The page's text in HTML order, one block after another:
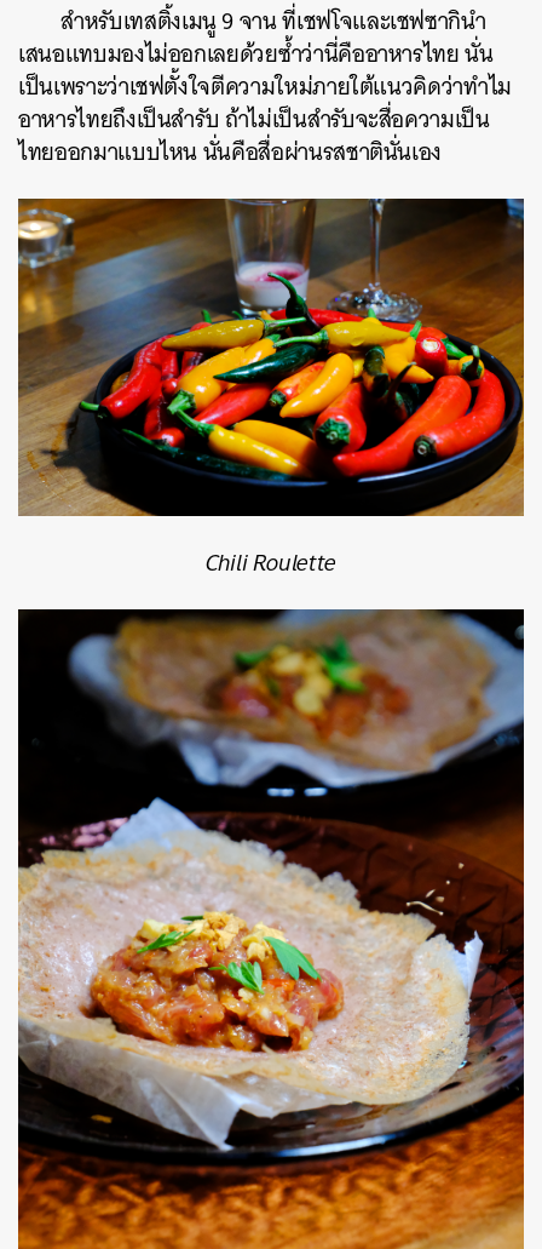
สำหรับเทสติ้งเมนู 9 จาน ที่เชฟโจและเชฟซากินำ
เสนอแทบมองไม่ออกเลยด้วยซ้ำว่านี่คืออาหารไทย นั่น
เป็นเพราะว่าเชฟตั้งใจตีความใหม่ภายใต้แนวคิดว่าทำไม
อาหารไทยถึงเป็นสำรับ ถ้าไม่เป็นสำรับจะสื่อความเป็น
ไทยออกมาแบบไหน นั่นคือสื่อผ่านรสชาตินั่นเอง
Chili Roulette